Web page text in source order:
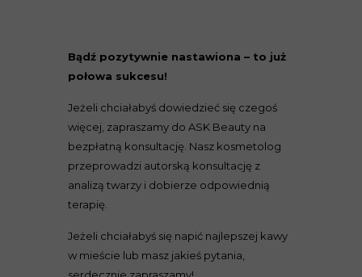
Bądź pozytywnie nastawiona – to już
połowa sukcesu!
Jeżeli chciałabyś dowiedzieć się czegoś
więcej, zapraszamy do ASK Beauty na
bezpłatną konsultację. Nasz kosmetolog
przeprowadzi autorską konsultację z
analizą twarzy i dobierze odpowiednią
terapię.
Jeżeli chciałabyś się napić najlepszej kawy
w mieście lub masz jakieś pytania,
serdecznie zapraszamy!